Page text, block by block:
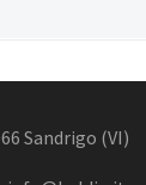
Sandrigo (VI)